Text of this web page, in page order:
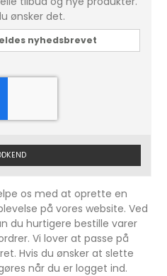
ønsker det.
nyhedsbrevet
os med at oprette en
på vores website. Ved
du hurtigere bestille varer
Vi lover at passe på
Hvis du ønsker at slette
når du er logget ind.